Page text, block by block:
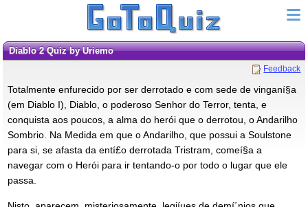
Diablo 2 Quiz by Uriemo
Feedback
Totalmente enfurecido por ser derrotado e com sede de vinganí§a
(em Diablo I), Diablo, o poderoso Senhor do Terror, tenta, e
conquista aos poucos, a alma do herói que o derrotou, o Andarilho
Sombrio. Na Medida em que o Andarilho, que possui a Soulstone
para si, se afasta da entí£o derrotada Tristram, comeí§a a
navegar com o Herói para ir tentando-o por todo o lugar que ele
passa.